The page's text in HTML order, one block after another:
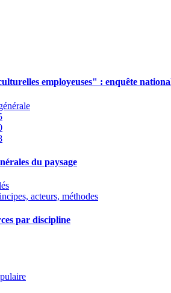
employeuses" : enquête
du paysage
acteurs, méthodes
par discipline